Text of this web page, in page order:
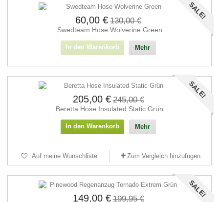
SALE!
60,00 € 130,00 €
Swedteam Hose Wolverine Green
In den Warenkorb Mehr
SALE!
205,00 € 245,00 €
Beretta Hose Insulated Static Grün
In den Warenkorb Mehr
Auf meine Wunschliste Zum Vergleich hinzufügen
SALE!
149,00 € 199,95 €